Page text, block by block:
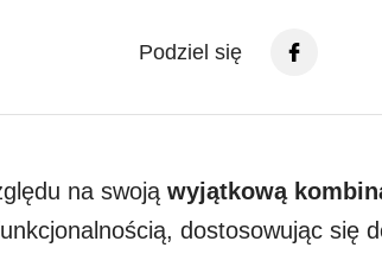
Podziel się
na swoją wyjątkową
dostosowując się